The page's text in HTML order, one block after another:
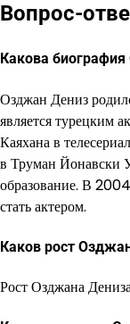
Вопрос-
Какова
Озджан Дениз
является турецким
Каяхана в
в Труман Йонавски
образование. В
стать актером.
Каков рост
Рост Озджана